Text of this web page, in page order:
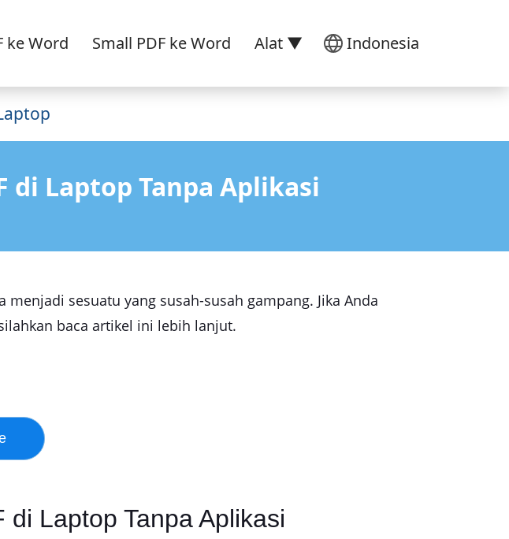
Indonesia
ke Word Small PDF ke Word Alat ▼
di Laptop Tanpa Aplikasi
menjadi sesuatu yang susah-susah gampang. Jika Anda
baca artikel ini lebih lanjut.
Laptop Tanpa Aplikasi